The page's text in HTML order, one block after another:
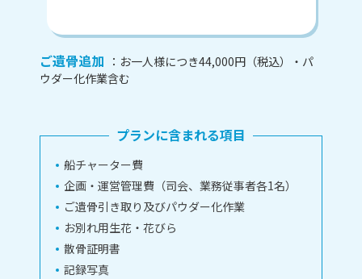
ご遺骨追加 ：お一人様につき44,000円（税込）・パ
ウダー化作業含む
プランに含まれる項目
船チャーター費
企画・運営管理費（司会、業務従事者各1名）
ご遺骨引き取り及びパウダー化作業
お別れ用生花・花びら
散骨証明書
記録写真